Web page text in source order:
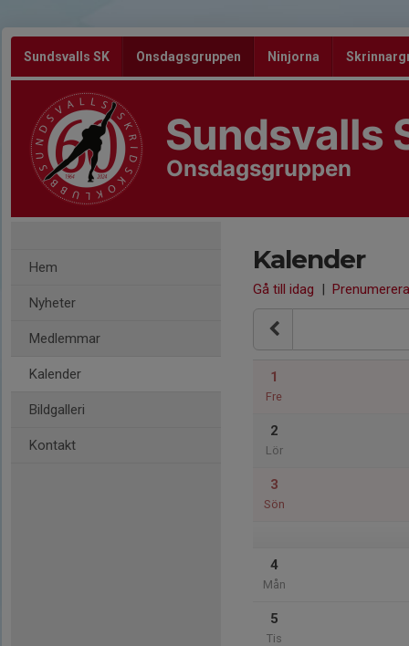
Sundsvalls SK Onsdagsgruppen Ninjorna
Sundsvalls
Onsdagsgruppen
Hem
Nyheter
Medlemmar
Kalender
Bildgalleri
Kontakt
Kalender
Gå till idag | Prenumerera
1
Fre
2
Lör
3
Sön
4
Mån
5
Tis